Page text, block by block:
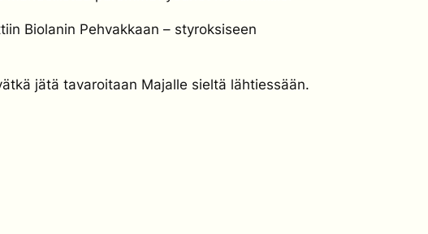
Biolanin Pehvakkaan – styroksiseen
jätä tavaroitaan Majalle sieltä lähtiessään.